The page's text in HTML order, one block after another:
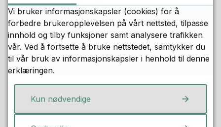
alarmtelefonen for barn og unge.
Telefonnummeret er
116 111 . Det er gratis å ringe.
Der vil du komme i kontakt med en voksen som har
lang erfaring i å hjelpe barn og unge.
Les gjerne mer om alarmtelefonen om du har
Vi bruker informasjonskapsler (cookies) for å
forbedre brukeropplevelsen på vårt nettsted, tilpasse
innhold og tilby funksjoner samt analysere trafikken
vår. Ved å fortsette å bruke nettstedet, samtykker du
til vår bruk av informasjonskapsler i henhold til denne
erklæringen.
Kun nødvendige